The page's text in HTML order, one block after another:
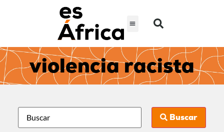
violencia racista
Buscar